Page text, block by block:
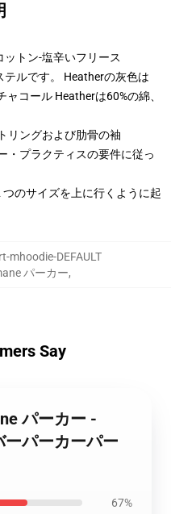
トン-塩辛いフリース
テルです。 Heatherの灰色は
コール Heatherは60%の綿、
リングおよび肋骨の袖
・プラクティスの要件に従っ
のサイズを上に行くように起
mhoodie-DEFAULT
パーカー,
Say
パーカー -
パーカーパー
67%